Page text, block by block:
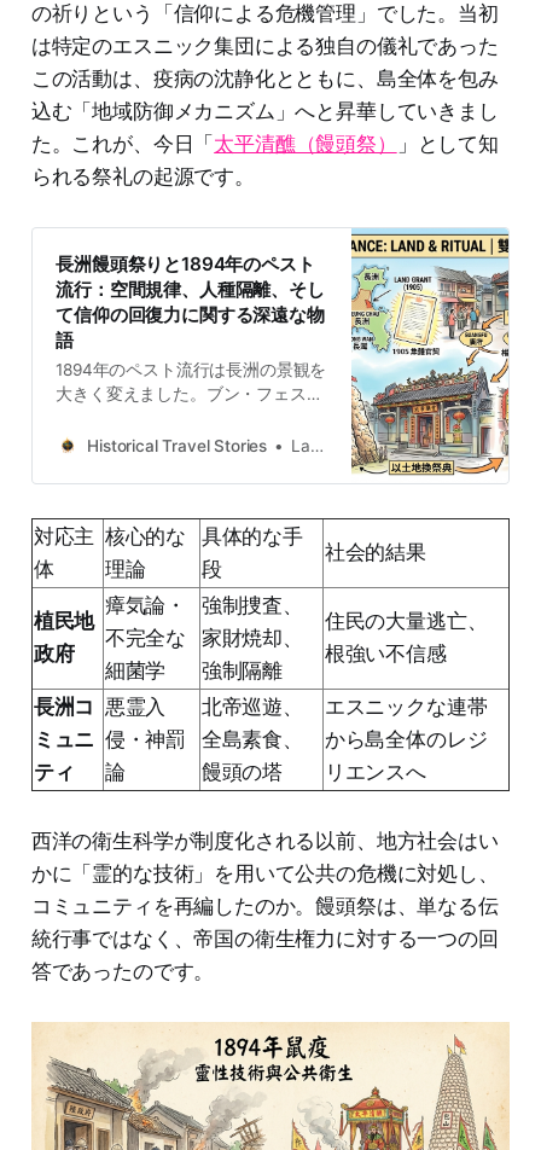
の祈りという「信仰による危機管理」でした。当初
は特定のエスニック集団による独自の儀礼であった
この活動は、疫病の沈静化とともに、島全体を包み
込む「地域防御メカニズム」へと昇華していきまし
た。これが、今日「太平清醮（饅頭祭）
」として知
られる祭礼の起源です。
長洲饅頭祭りと1894年のペスト
流行：空間規律、人種隔離、そし
て信仰の回復力に関する深遠な物
語
1894年のペスト流行は長洲の景観を
大きく変えました。ブン・フェステ
てホクロの精神的抵抗といった空間
Historical Travel Stories Lawrence
対応主
体
核心的な
理論
具体的な手
段
社会的結果
植民地
政府
瘴気論・
不完全な
細菌学
強制捜査、
家財焼却、
強制隔離
住民の大量逃亡、
根強い不信感
長洲コ
ミュニ
ティ
悪霊入
侵・神罰
論
北帝巡遊、
全島素食、
饅頭の塔
エスニックな連帯
から島全体のレジ
リエンスへ
西洋の衛生科学が制度化される以前、地方社会はい
かに「霊的な技術」を用いて公共の危機に対処し、
コミュニティを再編したのか。饅頭祭は、単なる伝
統行事ではなく、帝国の衛生権力に対する一つの回
答であったのです。